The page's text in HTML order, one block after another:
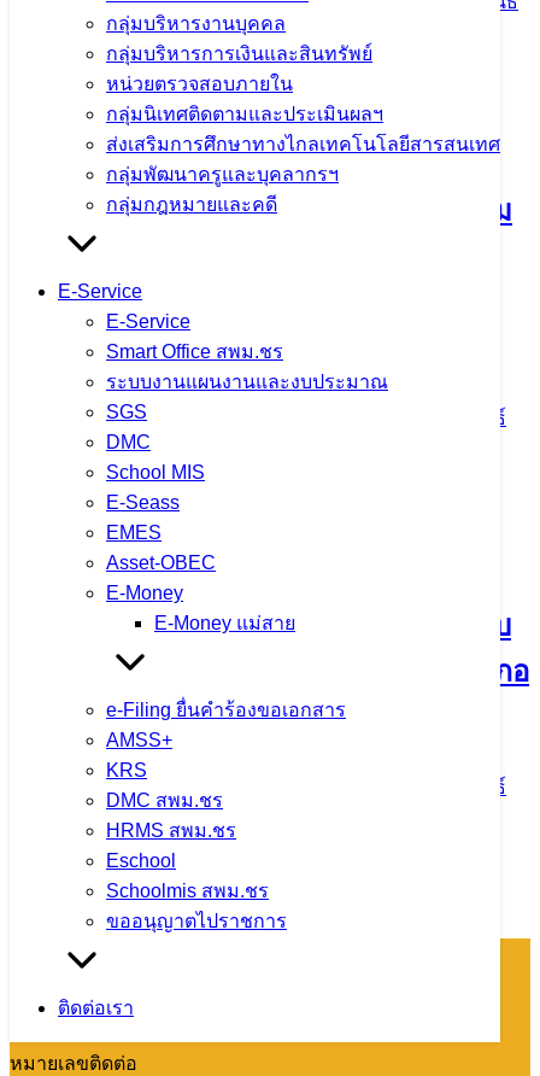
กลุ่มบริหารงานบุคคล
กลุ่มบริหารการเงินและสินทรัพย์
หน่วยตรวจสอบภายใน
กลุ่มนิเทศติดตามและประเมินผลฯ
ส่งเสริมการศึกษาทางไกลเทคโนโลยีสารสนเทศ
กลุ่มพัฒนาครูและบุคลากรฯ
กลุ่มกฎหมายและคดี
E-Service
E-Service
Smart Office สพม.ชร
ระบบงานแผนงานและงบประมาณ
SGS
DMC
School MIS
E-Seass
EMES
Asset-OBEC
E-Money
E-Money แม่สาย
e-Filing ยื่นคำร้องขอเอกสาร
AMSS+
KRS
DMC สพม.ชร
HRMS สพม.ชร
Eschool
Schoolmis สพม.ชร
ขออนุญาตไปราชการ
ติดต่อเรา
สพม.เชียงราย,ภารกิจผู้บริหารเขตพื้นที่
จำนวนผู้ชม: 1,062
สรุปผลการประเมินผลการพัฒนางานตาม
ข้อตกลง (PA) สำหรับข้าราชการครูและ
บุคลากรทางการศึกษาตำแหน่งผู้บริหาร
การศึกษา และตำแหน่งศึกษานิเทศก์
29 ตุลาคม 2024
ข่าวประชาสัมพันธ์
สพม.เชียงราย,ภารกิจผู้บริหารเขตพื้นที่
จำนวนผู้ชม: 1,308
สพม.เชียงราย ร่วมพิธีส่งมอบพื้นที่ที่ได้รับ
การฟื้นฟูกู้พื้นที่จากหตุการณ์อุทกภัยอำเภอ
แม่สาย จังหวัดเชียงราย
ข่าวประชาสัมพันธ์
จำนวนผู้ชม: 1,336
โทรศัพท์ : 0-
หมายเลขติดต่อ